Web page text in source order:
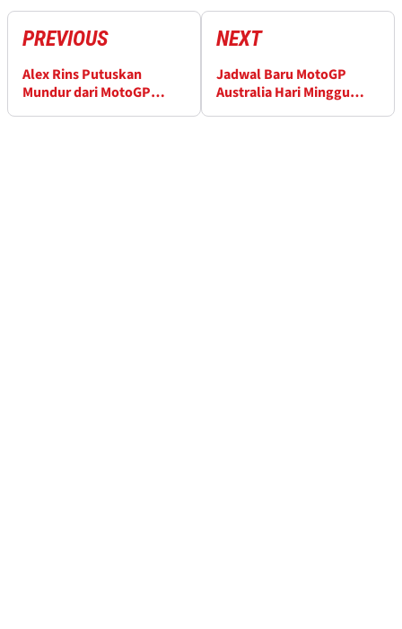
PREVIOUS
Alex Rins Putuskan
Mundur dari MotoGP
NEXT
Jadwal Baru MotoGP
Australia Hari Minggu